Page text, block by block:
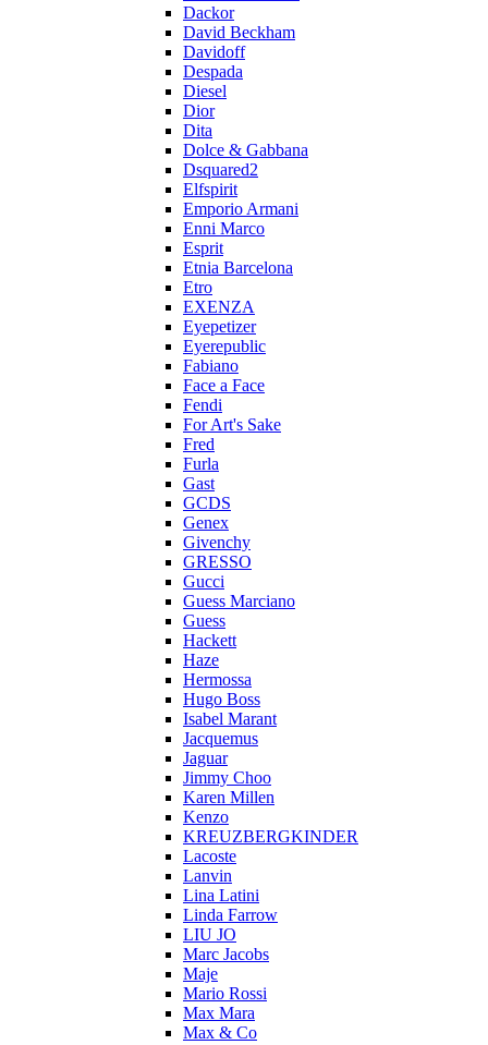
Dackor
David Beckham
Davidoff
Despada
Diesel
Dior
Dita
Dolce & Gabbana
Dsquared2
Elfspirit
Emporio Armani
Enni Marco
Esprit
Etnia Barcelona
Etro
EXENZA
Eyepetizer
Eyerepublic
Fabiano
Face a Face
Fendi
For Art's Sake
Fred
Furla
Gast
GCDS
Genex
Givenchy
GRESSO
Gucci
Guess Marciano
Guess
Hackett
Haze
Hermossa
Hugo Boss
Isabel Marant
Jacquemus
Jaguar
Jimmy Choo
Karen Millen
Kenzo
KREUZBERGKINDER
Lacoste
Lanvin
Lina Latini
Linda Farrow
LIU JO
Marc Jacobs
Maje
Mario Rossi
Max Mara
Max & Co